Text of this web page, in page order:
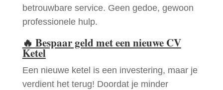
betrouwbare service. Geen gedoe, gewoon
professionele hulp.
🔥 Bespaar geld met een nieuwe CV
Ketel
Een nieuwe ketel is een investering, maar je
verdient het terug! Doordat je minder